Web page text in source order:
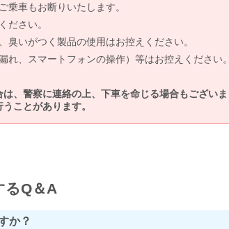
乗車もお断りいたします。
ださい。
いがつく製品の使用はお控えください。
れ、スマートフォンの操作）等はお控えください
、警察に連絡の上、下車を命じる場合もございま
ことがあります。
るQ＆A
か？